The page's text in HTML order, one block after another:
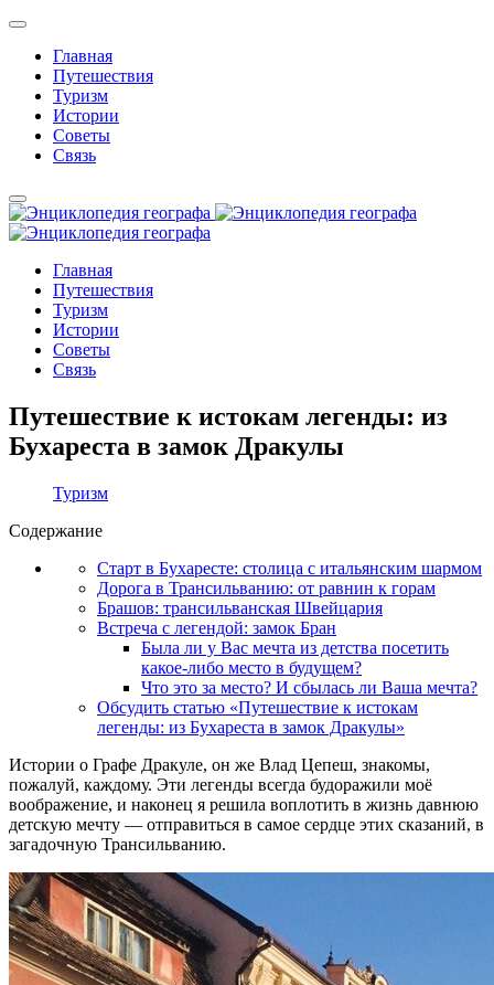
Главная
Путешествия
Туризм
Истории
Советы
Связь
Главная
Путешествия
Туризм
Истории
Советы
Связь
Путешествие к истокам легенды: из
Бухареста в замок Дракулы
Туризм
Содержание
Старт в Бухаресте: столица с итальянским шармом
Дорога в Трансильванию: от равнин к горам
Брашов: трансильванская Швейцария
Встреча с легендой: замок Бран
Была ли у Вас мечта из детства посетить
какое-либо место в будущем?
Что это за место? И сбылась ли Ваша мечта?
Обсудить статью «Путешествие к истокам
легенды: из Бухареста в замок Дракулы»
Истории о Графе Дракуле, он же Влад Цепеш, знакомы,
пожалуй, каждому. Эти легенды всегда будоражили моё
воображение, и наконец я решила воплотить в жизнь давнюю
детскую мечту — отправиться в самое сердце этих сказаний, в
загадочную Трансильванию.